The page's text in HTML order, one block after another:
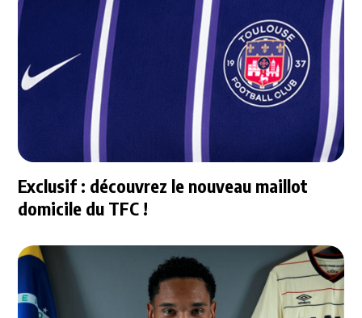
Exclusif : découvrez le nouveau maillot
domicile du TFC !